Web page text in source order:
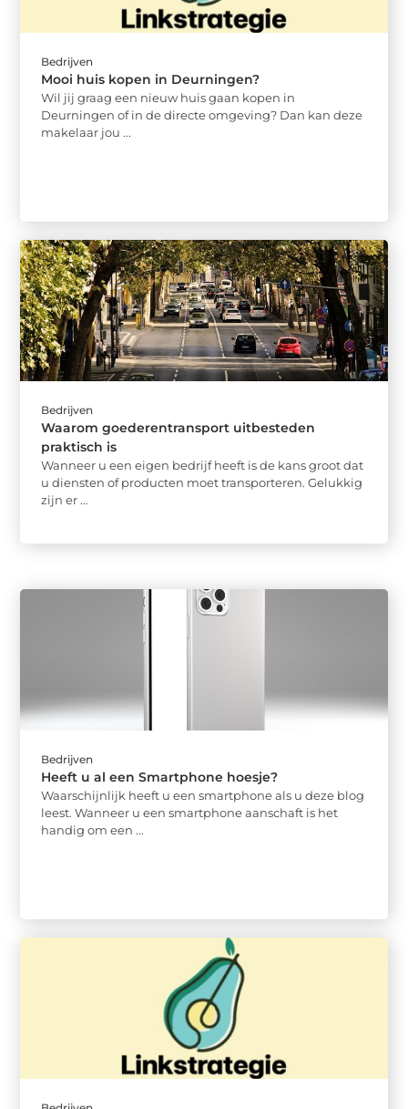
Bedrijven
Mooi huis kopen in Deurningen?
Wil jij graag een nieuw huis gaan kopen in
Deurningen of in de directe omgeving? Dan kan deze
makelaar jou ...
Bedrijven
Waarom goederentransport uitbesteden
praktisch is
Wanneer u een eigen bedrijf heeft is de kans groot dat
u diensten of producten moet transporteren. Gelukkig
zijn er ...
Bedrijven
Heeft u al een Smartphone hoesje?
Waarschijnlijk heeft u een smartphone als u deze blog
leest. Wanneer u een smartphone aanschaft is het
handig om een ...